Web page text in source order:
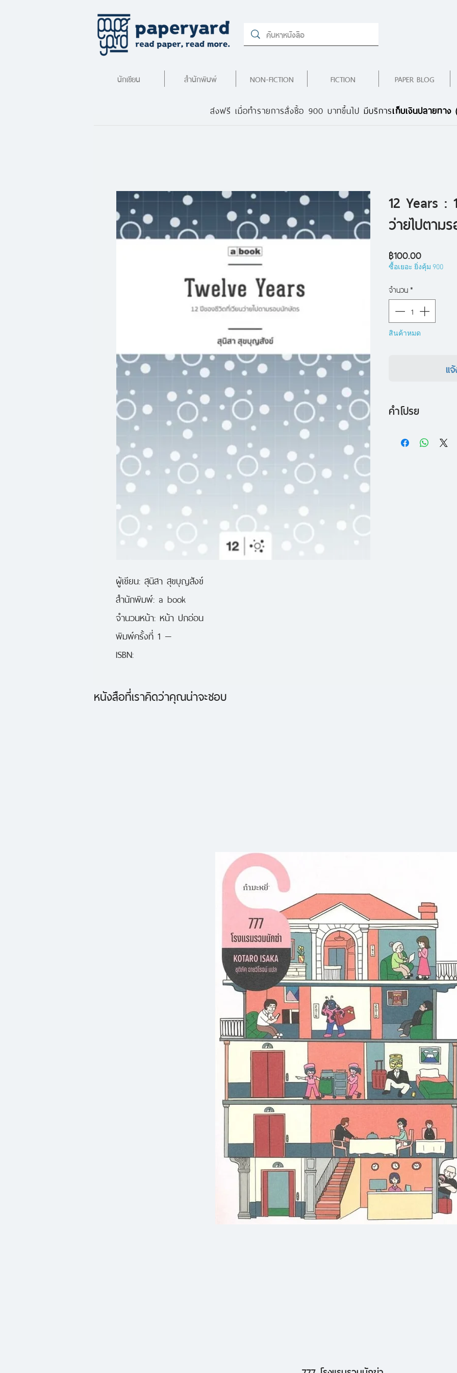
นักเขียน สำนักพิมพ์ NON-FICTION FICTION PAPER BLOG
ผู้เขียน: สุนิสา สุขบุญสังข์
สำนักพิมพ์: a book
จำนวนหน้า: หน้า ปกอ่อน
พิมพ์ครั้งที่ 1 —
ISBN:
12 Years :
ว่ายไปตาม
฿100.00ราคา
ซื้อเยอะ ยิ่งคุ้ม 900
จำนวน*
สินค้าหมด
แ
คำโปรย
“ไม่ว่าจะเป็นเรื่อ
ส่งฟรี เมื่อทำรายการสั่งซื้อ 900 บาทขึ้นไป มีบริการเก็บเงินปลายทาง
หนังสือที่เราคิดว่าคุณน่าจะชอบ